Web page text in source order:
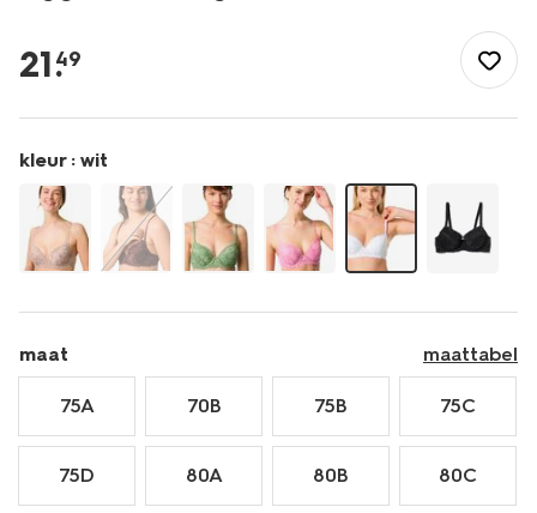
kanten-
bh-
beugel-
wit-
21810400WHITE.html
21.
49
kleur : wit
maat maattabel
75A 70B 75B 75C
75D 80A 80B 80C